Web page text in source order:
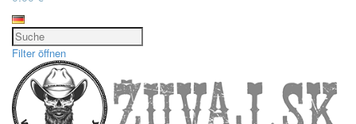
Filter öffnen